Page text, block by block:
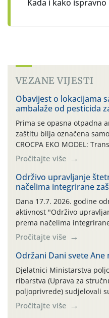
Kada i kako
VEZANE VIJESTI
Obavijest o lokacijama
ambalaže od pesticida
Prima se opasna otpadna
zaštitu bilja označena
CROCPA EKO MODEL:
ambalaža drugih
bilja (npr. ambalaža od
prihvaća. Korisnicima je
prazne ambalaže isključivo
AGRONOM, ALBAUGH TKI*
Pročitajte više
Održivo upravljanje
načelima integrirane
Dana 17.7. 2026. godine
aktivnost "Održivo
prema načelima
na pokusnom polju
parcela ID 2445031)
Pročitajte više
Održani Dani svete Ane
Djelatnici Ministarstva
ribarstva (Uprava za
poljoprivrede) sudjelovali
forumu, održanom
tradicije u Putnikovićima
Pročitajte više